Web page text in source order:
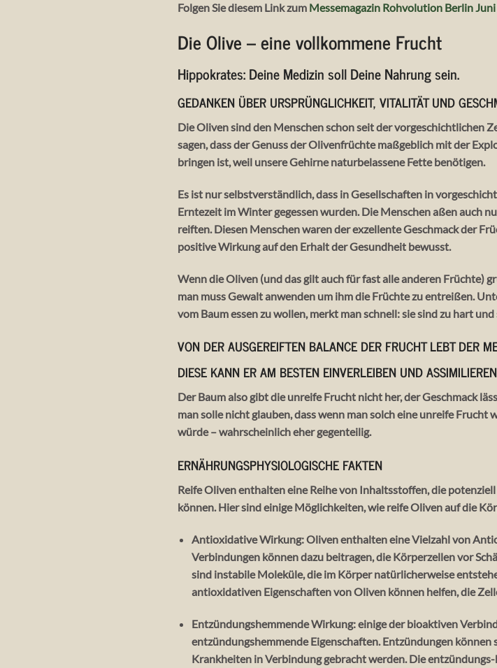
Folgen Sie diesem Link zum Messemagazin Rohvolution Berlin
Die Olive – eine vollkommene Frucht
Hippokrates: Deine Medizin soll Deine Nahrung sein.
GEDANKEN ÜBER URSPRÜNGLICHKEIT, VITALITÄT UND
Die Oliven sind den Menschen schon seit der vorgeschichtlichen
sagen, dass der Genuss der Olivenfrüchte maßgeblich mit der
bringen ist, weil unsere Gehirne naturbelassene Fette benötigen.
Es ist nur selbstverständlich, dass in Gesellschaften in
Erntezeit im Winter gegessen wurden. Die Menschen aßen auch
reiften. Diesen Menschen waren der exzellente Geschmack der
positive Wirkung auf den Erhalt der Gesundheit bewusst.
Wenn die Oliven (und das gilt auch für fast alle anderen Früchte)
man muss Gewalt anwenden um ihm die Früchte zu entreißen.
vom Baum essen zu wollen, merkt man schnell: sie sind zu hart
VON DER AUSGEREIFTEN BALANCE DER FRUCHT LEBT DER
DIESE KANN ER AM BESTEN EINVERLEIBEN UND
Der Baum also gibt die unreife Frucht nicht her, der Geschmack
man solle nicht glauben, dass wenn man solch eine unreife
würde – wahrscheinlich eher gegenteilig.
ERNÄHRUNGSPHYSIOLOGISCHE FAKTEN
Reife Oliven enthalten eine Reihe von Inhaltsstoffen, die
können. Hier sind einige Möglichkeiten, wie reife Oliven auf die
Antioxidative Wirkung: Oliven enthalten eine Vielzahl von
Verbindungen können dazu beitragen, die Körperzellen vor
sind instabile Moleküle, die im Körper natürlicherweise
antioxidativen Eigenschaften von Oliven können helfen, die
Entzündungshemmende Wirkung: einige der bioaktiven
entzündungshemmende Eigenschaften. Entzündungen
Krankheiten in Verbindung gebracht werden. Die